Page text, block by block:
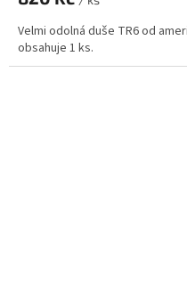
Velmi odolná duše TR6 od
obsahuje 1 ks.